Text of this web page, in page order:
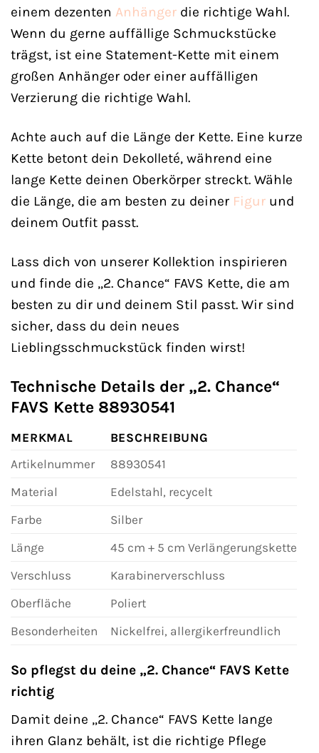
einem dezenten Anhänger die richtige Wahl.
Wenn du gerne auffällige Schmuckstücke
trägst, ist eine Statement-Kette mit einem
großen Anhänger oder einer auffälligen
Verzierung die richtige Wahl.
Achte auch auf die Länge der Kette. Eine kurze
Kette betont dein Dekolleté, während eine
lange Kette deinen Oberkörper streckt. Wähle
die Länge, die am besten zu deiner Figur und
deinem Outfit passt.
Lass dich von unserer Kollektion inspirieren
und finde die „2. Chance“ FAVS Kette, die am
besten zu dir und deinem Stil passt. Wir sind
sicher, dass du dein neues
Lieblingsschmuckstück finden wirst!
Technische Details der „2. Chance“
FAVS Kette 88930541
MERKMAL
BESCHREIBUNG
Artikelnummer
88930541
Material
Edelstahl, recycelt
Farbe
Silber
Länge
45 cm + 5 cm Verlängerungskette
Verschluss
Karabinerverschluss
Oberfläche
Poliert
Besonderheiten
Nickelfrei, allergikerfreundlich
So pflegst du deine „2. Chance“ FAVS Kette
richtig
Damit deine „2. Chance“ FAVS Kette lange
ihren Glanz behält, ist die richtige Pflege